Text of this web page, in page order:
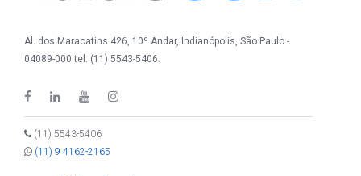
Al. dos Maracatins 426, 10º Andar, Indianópolis, São Paulo -
04089-000 tel. (11) 5543-5406.
(11) 5543-5406
(11) 9 4162-2165